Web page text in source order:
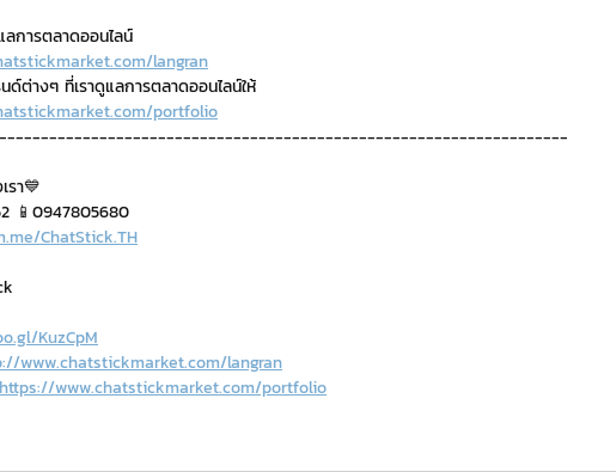
มาสคอต
ลการตลาดออนไลน์
langran
ต่างๆ ที่เราดูแลการตลาดออนไลน์ให้
portfolio
รา💙
📱0947805680
ChatStick.TH
KuzCpM
www.chatstickmarket.com/langran
https://www.chatstickmarket.com/portfolio